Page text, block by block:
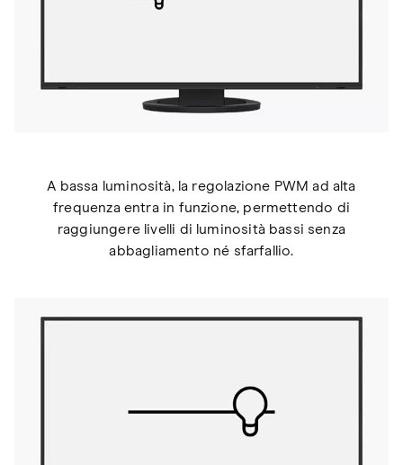
A bassa luminosità, la regolazione PWM ad alta
frequenza entra in funzione, permettendo di
raggiungere livelli di luminosità bassi senza
abbagliamento né sfarfallio.